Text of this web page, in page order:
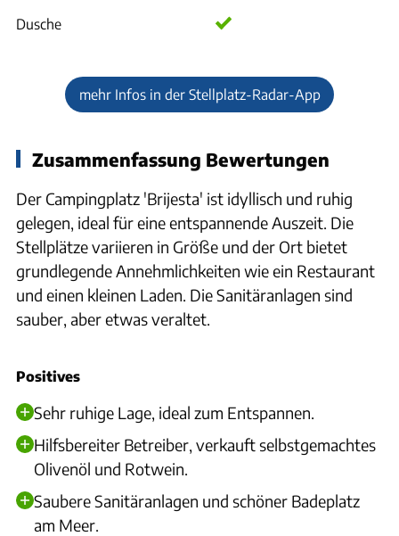
Dusche
mehr Infos in der Stellplatz-Radar-App
Zusammenfassung Bewertungen
Der Campingplatz 'Brijesta' ist idyllisch und ruhig
gelegen, ideal für eine entspannende Auszeit. Die
Stellplätze variieren in Größe und der Ort bietet
grundlegende Annehmlichkeiten wie ein Restaurant
und einen kleinen Laden. Die Sanitäranlagen sind
sauber, aber etwas veraltet.
Positives
Sehr ruhige Lage, ideal zum Entspannen.
Hilfsbereiter Betreiber, verkauft selbstgemachtes
Olivenöl und Rotwein.
Saubere Sanitäranlagen und schöner Badeplatz
am Meer.